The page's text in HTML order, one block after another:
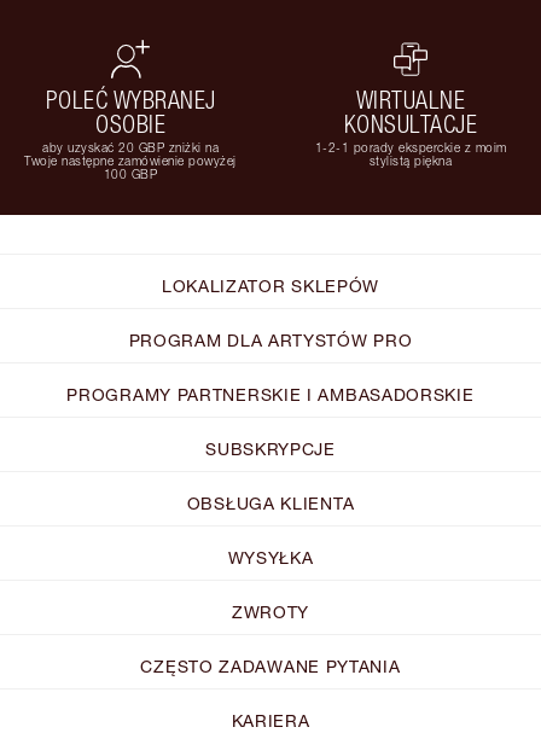
POLEĆ WYBRANEJ
OSOBIE
aby uzyskać 20 GBP zniżki na
Twoje następne zamówienie powyżej
100 GBP
WIRTUALNE
KONSULTACJE
1-2-1 porady eksperckie z moim
stylistą piękna
LOKALIZATOR SKLEPÓW
PROGRAM DLA ARTYSTÓW PRO
PROGRAMY PARTNERSKIE I AMBASADORSKIE
SUBSKRYPCJE
OBSŁUGA KLIENTA
WYSYŁKA
ZWROTY
CZĘSTO ZADAWANE PYTANIA
KARIERA